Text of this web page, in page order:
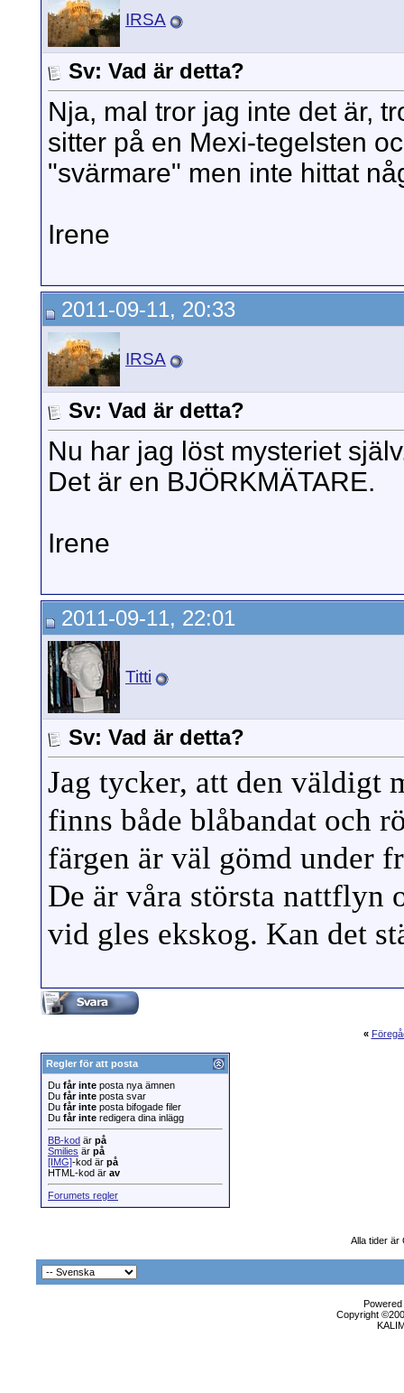
IRSA
Sv: Vad är detta?
Nja, mal tror jag inte det är,
sitter på en Mexi-tegelsten
"svärmare" men inte hittat
Irene
2011-09-11, 20:33
IRSA
Sv: Vad är detta?
Nu har jag löst mysteriet
Det är en BJÖRKMÄTARE.
Irene
2011-09-11, 22:01
Titti
Sv: Vad är detta?
Jag tycker, att den väldigt
finns både blåbandat och
färgen är väl gömd under
De är våra största nattflyn
vid gles ekskog. Kan det
«
Regler för att posta
Du får inte posta nya ämnen
Du får inte posta svar
Du får inte posta bifogade filer
Du får inte redigera dina inlägg
BB-kod är på
Smilies är på
[IMG]-kod är på
HTML-kod är av
Forumets regler
Alla tider är
Copyright